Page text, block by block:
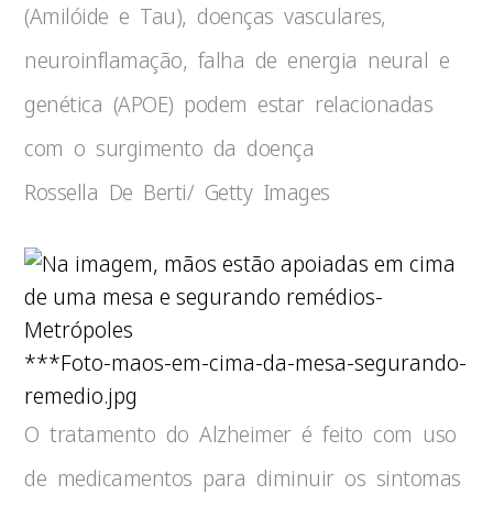
(Amilóide e Tau), doenças vasculares,
neuroinflamação, falha de energia neural e
genética (APOE) podem estar relacionadas
com o surgimento da doença
Rossella De Berti/ Getty Images
***Foto-maos-em-cima-da-mesa-segurando-
remedio.jpg
O tratamento do Alzheimer é feito com uso
de medicamentos para diminuir os sintomas